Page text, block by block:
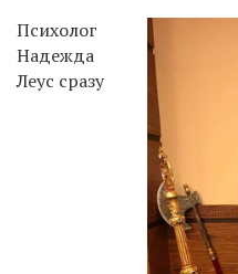
Психолог
Надежда
Леус сразу